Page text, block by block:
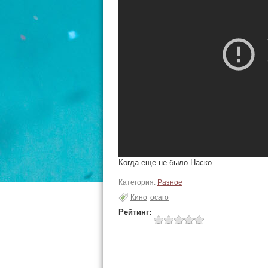
Когда еще не было Наско.....
Категория: Разное
Кино осаго
Рейтинг: